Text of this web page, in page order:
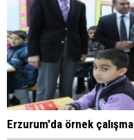
Erzurum'da örnek çalışma